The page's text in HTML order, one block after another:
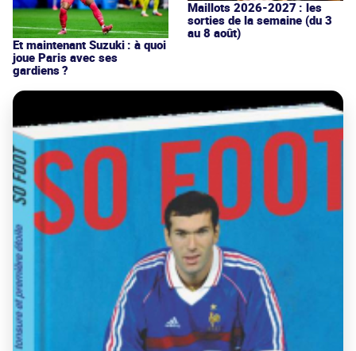
Et maintenant Suzuki : à quoi
joue Paris avec ses
gardiens ?
Maillots 2026-2027 : les
sorties de la semaine (du 3
au 8 août)